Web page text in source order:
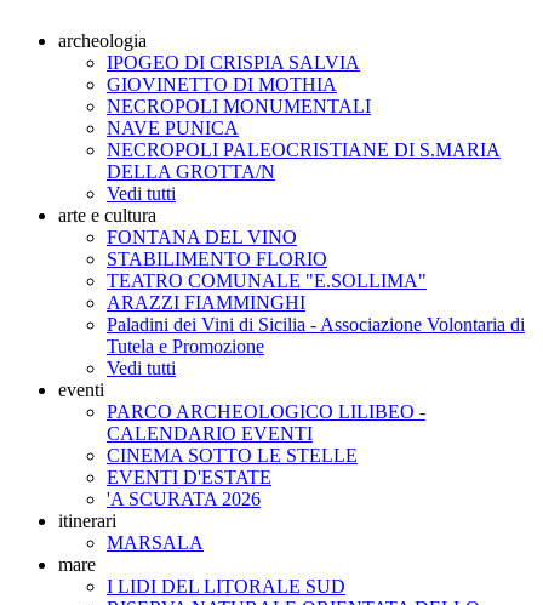
archeologia
IPOGEO DI CRISPIA SALVIA
GIOVINETTO DI MOTHIA
NECROPOLI MONUMENTALI
NAVE PUNICA
NECROPOLI PALEOCRISTIANE DI S.MARIA
DELLA GROTTA/N
Vedi tutti
arte e cultura
FONTANA DEL VINO
STABILIMENTO FLORIO
TEATRO COMUNALE "E.SOLLIMA"
ARAZZI FIAMMINGHI
Paladini dei Vini di Sicilia - Associazione Volontaria di
Tutela e Promozione
Vedi tutti
eventi
PARCO ARCHEOLOGICO LILIBEO -
CALENDARIO EVENTI
CINEMA SOTTO LE STELLE
EVENTI D'ESTATE
'A SCURATA 2026
itinerari
MARSALA
mare
I LIDI DEL LITORALE SUD